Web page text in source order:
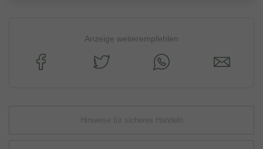
Anzeige weiterempfehlen
Hinweise für sicheres Handeln